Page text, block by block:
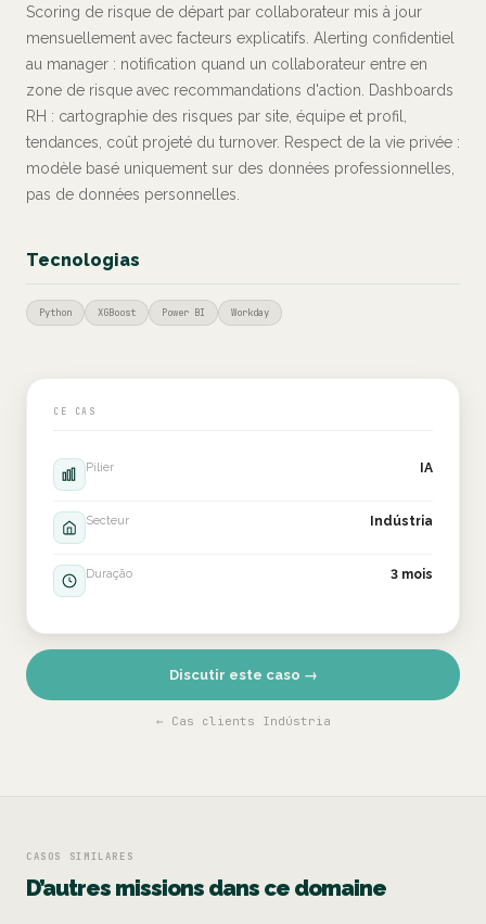
Scoring de risque de départ par collaborateur mis à jour
mensuellement avec facteurs explicatifs. Alerting confidentiel
au manager : notification quand un collaborateur entre en
zone de risque avec recommandations d'action. Dashboards
RH : cartographie des risques par site, équipe et profil,
tendances, coût projeté du turnover. Respect de la vie privée :
modèle basé uniquement sur des données professionnelles,
pas de données personnelles.
Tecnologias
Python XGBoost Power BI Workday
CE CAS
Pilier IA
Secteur Indústria
Duração 3 mois
Discutir este caso →
← Cas clients Indústria
CASOS SIMILARES
D’autres missions dans ce domaine